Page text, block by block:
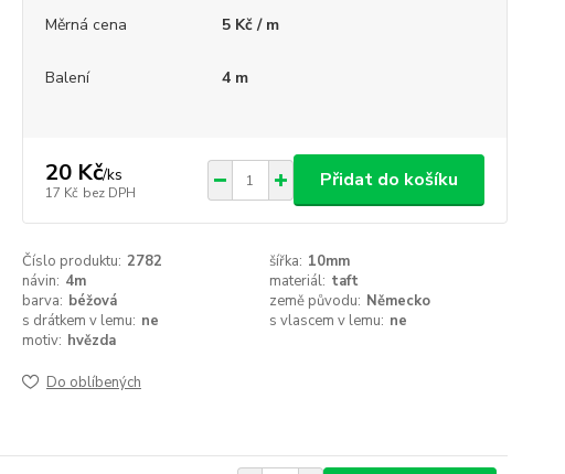
Měrná cena
5 Kč / m
Balení 4 m
20 Kč/ks
17 Kč bez DPH
Přidat do košíku
Číslo produktu: 2782 šířka: 10mm
návin: 4m materiál: taft
barva: béžová země původu: Německo
s drátkem v lemu: ne s vlascem v lemu: ne
motiv: hvězda
Do oblíbených